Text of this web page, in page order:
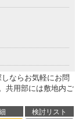
ならお気軽にお問
共用部には敷地内ご
検討リスト